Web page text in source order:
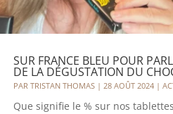
SUR FRANCE BLEU POUR
DE LA DÉGUSTATION DU
PAR TRISTAN THOMAS | 28 AOÛT 2024 |
Que signifie le % sur nos